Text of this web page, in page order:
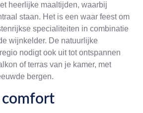
heerlijke maaltijden, waarbij
staan. Het is een waar feest om
specialiteiten in combinatie
wijnkelder. De natuurlijke
nodigt ook uit tot ontspannen
of terras van je kamer, met
bergen.
comfort